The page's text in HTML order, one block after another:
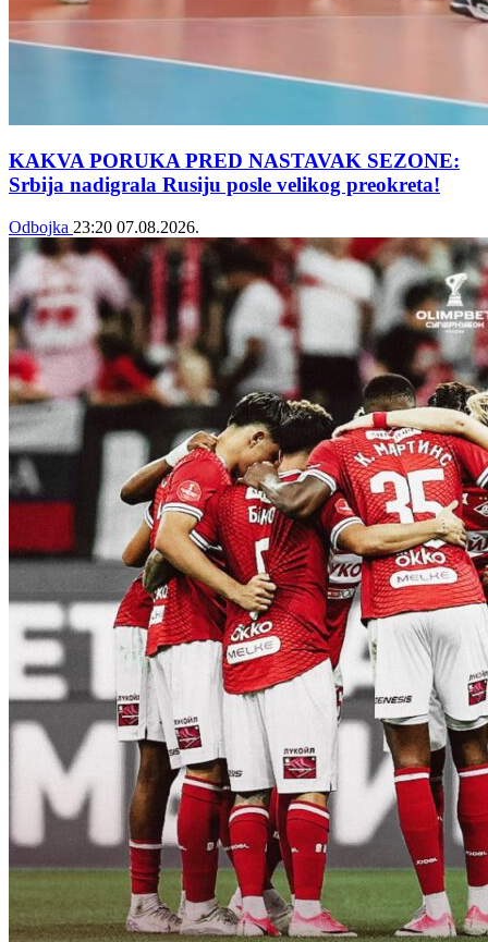
KAKVA PORUKA PRED NASTAVAK SEZONE:
Srbija nadigrala Rusiju posle velikog preokreta!
Odbojka 23:20 07.08.2026.